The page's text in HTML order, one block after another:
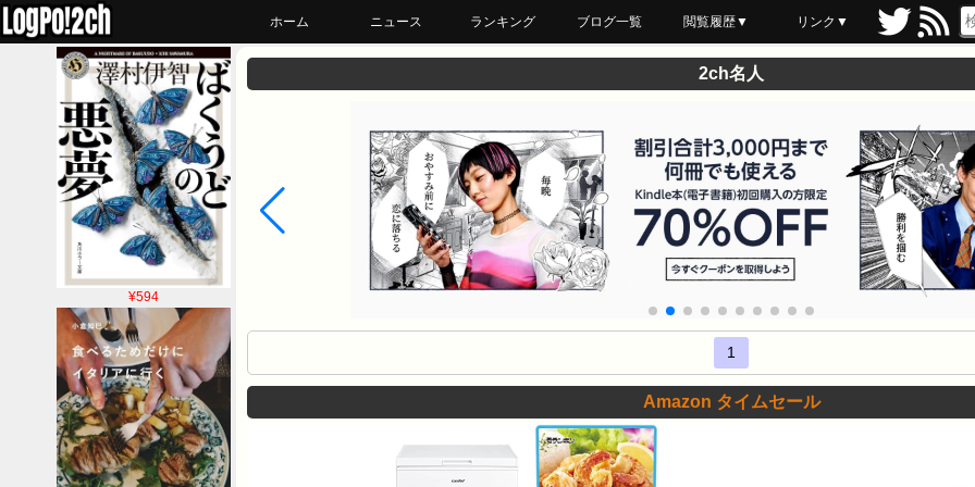
ホーム ニュース ランキング ブログ一覧 閲覧履歴▼
最近読んだ
あとで読む
ブックマーク
リンク▼
¥594
2ch名人
1
Amazon タイムセール